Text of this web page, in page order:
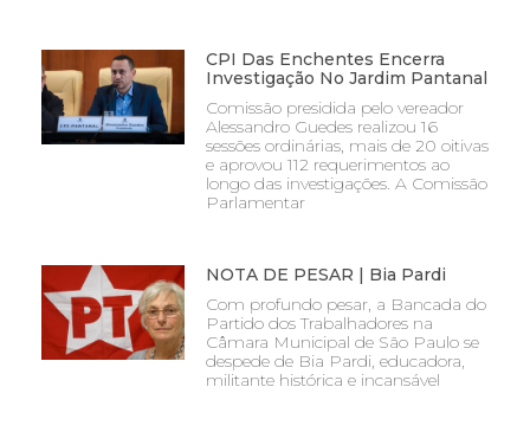
CPI Das Enchentes Encerra
Investigação No Jardim Pantanal
Comissão presidida pelo vereador
Alessandro Guedes realizou 16
sessões ordinárias, mais de 20 oitivas
e aprovou 112 requerimentos ao
longo das investigações. A Comissão
Parlamentar
NOTA DE PESAR | Bia Pardi
Com profundo pesar, a Bancada do
Partido dos Trabalhadores na
Câmara Municipal de São Paulo se
despede de Bia Pardi, educadora,
militante histórica e incansável